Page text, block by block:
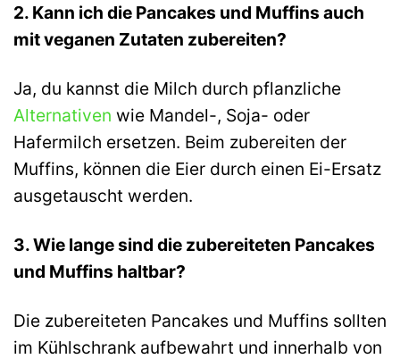
2. Kann ich die Pancakes und Muffins auch
mit veganen Zutaten zubereiten?
Ja, du kannst die Milch durch pflanzliche
Alternativen wie Mandel-, Soja- oder
Hafermilch ersetzen. Beim zubereiten der
Muffins, können die Eier durch einen Ei-Ersatz
ausgetauscht werden.
3. Wie lange sind die zubereiteten Pancakes
und Muffins haltbar?
Die zubereiteten Pancakes und Muffins sollten
im Kühlschrank aufbewahrt und innerhalb von